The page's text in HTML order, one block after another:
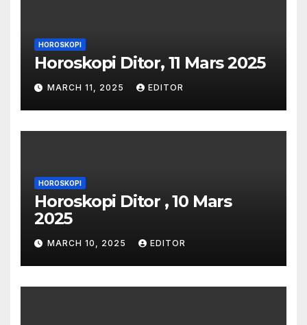
HOROSKOPI
Horoskopi Ditor, 11 Mars 2025
MARCH 11, 2025 EDITOR
HOROSKOPI
Horoskopi Ditor , 10 Mars
2025
MARCH 10, 2025 EDITOR